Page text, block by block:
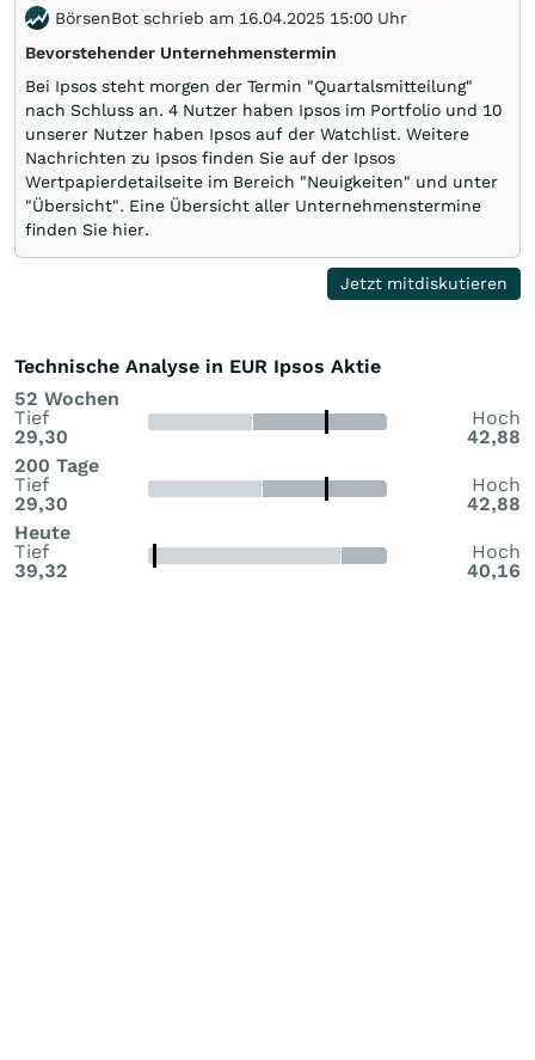
BörsenBot schrieb am 16.04.2025 15:00 Uhr
Bevorstehender Unternehmenstermin
Bei Ipsos steht morgen der Termin "Quartalsmitteilung"
nach Schluss an. 4 Nutzer haben Ipsos im Portfolio und 10
unserer Nutzer haben Ipsos auf der Watchlist. Weitere
Nachrichten zu Ipsos finden Sie auf der Ipsos
Wertpapierdetailseite im Bereich "Neuigkeiten" und unter
"Übersicht". Eine Übersicht aller Unternehmenstermine
finden Sie hier.
Jetzt mitdiskutieren
Technische Analyse in EUR Ipsos Aktie
52 Wochen
Tief
29,30
Hoch
42,88
200 Tage
Tief
29,30
Hoch
42,88
Heute
Tief
39,32
Hoch
40,16